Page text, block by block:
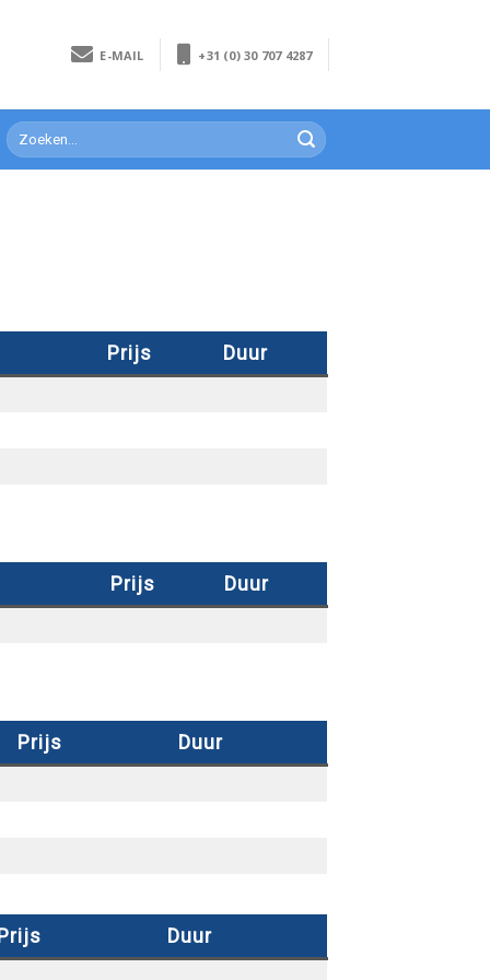
E-MAIL +31 (0) 30 707 4287
Prijs Duur
Prijs Duur
Prijs Duur
Duur